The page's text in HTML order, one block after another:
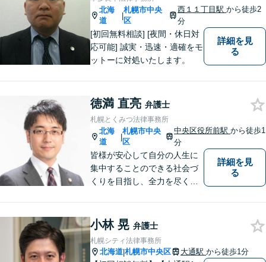
日・夜間相談可】
北海
道
|
札幌市中央
区
西１１丁目駅から徒歩2
分
[初回無料相談] [夜間・休日対
応可能] 誠実・迅速・適確をモ
ットーに対処いたします。
詳細を見
る
徳満 直亮 弁護士
札幌とくみつ法律事務所
北海
道
|
札幌市中央
区
中央区役所前駅から徒歩1
分
皆様が安心して自分の人生に
集中することのできる社会づ
くりを目指し、全力を尽くし
ビスのご提供を心がけており
ます。
詳細を見
る
小林 晃 弁護士
札幌シティ法律事務所
北海道|札幌市中央区 大通駅 から徒歩1分